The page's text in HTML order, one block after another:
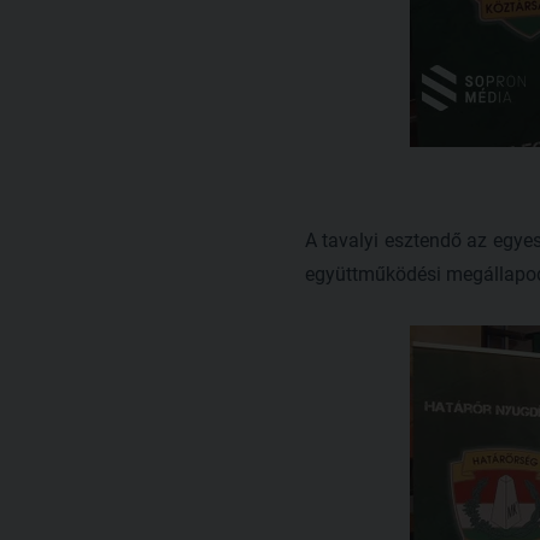
A tavalyi esztendő az
együttműködési